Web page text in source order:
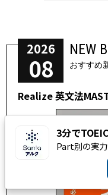
2026
08
NEW
おすすめ
Realize 英文法
3分で
Part別の実